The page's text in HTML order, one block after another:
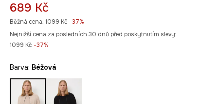
689 Kč
Běžná cena: 1099 Kč -37%
Nejnižší cena za posledních 30 dnů před poskytnutím slevy:
1099 Kč -37%
Barva: béžová